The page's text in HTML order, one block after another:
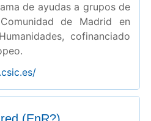
de ayudas a grupos de
de Madrid en
cofinanciado